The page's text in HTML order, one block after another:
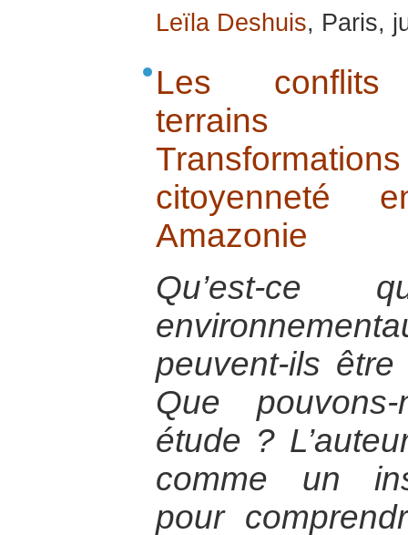
Leïla Deshuis, Paris,
Les conflits
terrains
citoyenneté
Amazonie
Qu’est-ce
peuvent-ils
Que
étude ?
comme un
pour